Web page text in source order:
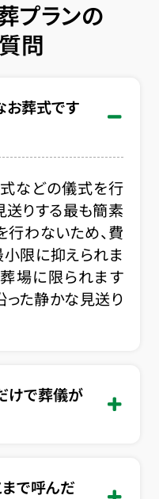
プランの
問
お葬式です
などの儀式を行
送りする最も簡素
行わないため、費
限に抑えられま
場に限られます
った静かな見送り
けで葬儀が
で呼んだ